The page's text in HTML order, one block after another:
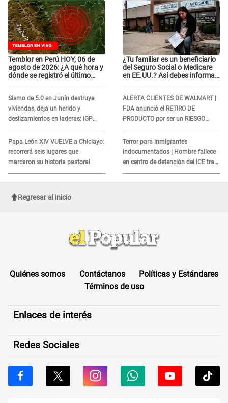
Temblor en Perú HOY, 06 de
agosto de 2026: ¿A qué hora y
dónde se registró el último
Sismo de 5.0 en Junín destruye
viviendas, deja un herido y
deslizamientos en laderas: IGP
alerta sobre posibles réplicas
Papa León XIV VUELVE a Chiclayo:
recorrerá seis lugares que
marcaron su historia pastoral
¿Tu familiar es un beneficiario
del Seguro Social o Medicare
en EE.UU.? Así debes informar
ALERTA CLIENTES DE WALMART |
FDA anunció el RETIRO DE
PRODUCTO por ser un RIESGO
MORTAL para consumidores: ¿Cuál
es?
Terror para inmigrantes
indocumentados | Hombre fallece
en centro de detención del ICE tras
sufrir una "emergencia médica"
Regresar al inicio
Quiénes somos Contáctanos
Políticas y Estándares
Términos de uso
Enlaces de interés
Redes Sociales